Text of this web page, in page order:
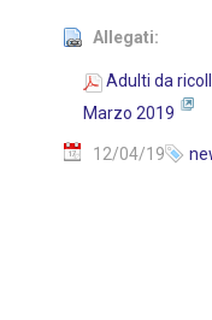
Allegati:
Adulti da
Marzo 2019
12/04/19